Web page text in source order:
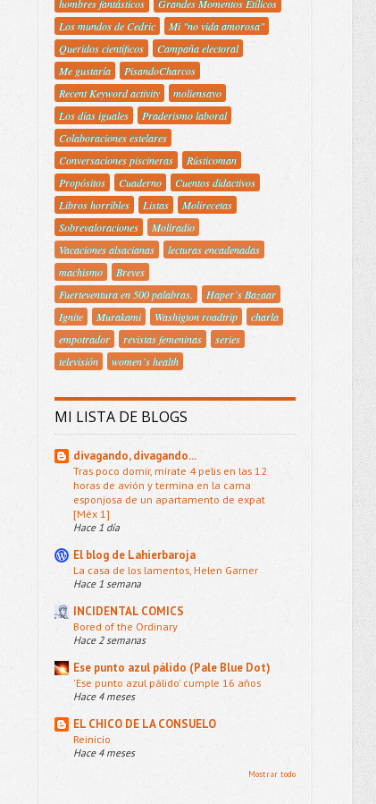
hombres fantásticos
Grandes Momentos Etílicos
Los mundos de Cedric
Mi "no vida amorosa"
Queridos científicos
Campaña electoral
Me gustaría
PisandoCharcos
Recent Keyword activity
moliensayo
Los días iguales
Praderismo laboral
Colaboraciones estelares
Conversaciones piscineras
Rústicoman
Propósitos
Cuaderno
Cuentos didactivos
Libros horribles
Listas
Molirecetas
Sobrevaloraciones
Moliradio
Vacaciones alsacianas
lecturas encadenadas
machismo
Breves
Fuerteventura en 500 palabras.
Haper´s Bazaar
Ignite
Murakami Washigton roadtrip
charla
empotrador
revistas femeninas
series
televisión
women´s health
MI LISTA DE BLOGS
divagando, divagando...
Tras poco domir, mírate 4 pelis en las 12
horas de avión y termina en la cama
esponjosa de un apartamento de expat
[Méx 1]
Hace 1 día
El blog de Lahierbaroja
La casa de los lamentos, Helen Garner
Hace 1 semana
INCIDENTAL COMICS
Bored of the Ordinary
Hace 2 semanas
Ese punto azul pálido (Pale Blue Dot)
'Ese punto azul pálido' cumple 16 años
Hace 4 meses
EL CHICO DE LA CONSUELO
Reinicio
Hace 4 meses
Mostrar todo